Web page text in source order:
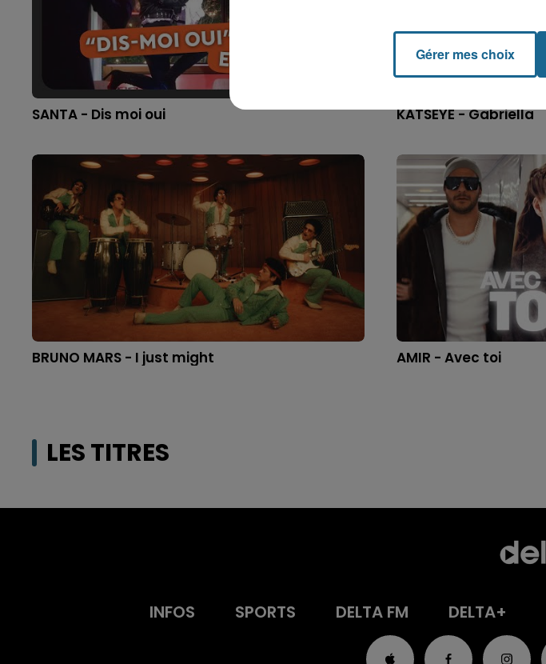
SANTA - Dis moi oui KATSEYE - Gabriella
BRUNO MARS - I just might AMIR - Avec toi
LES TITRES
INFOS SPORTS DELTA FM DELTA+
Gérer mes choix